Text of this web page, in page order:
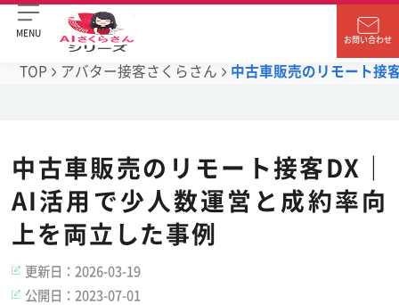
MENU
お問い合わせ
TOP アバター接客さくらさん 中古車販売のリモート接
中古車販売のリモート接客DX｜
AI活用で少人数運営と成約率向
上を両立した事例
更新日：2026-03-19
公開日：2023-07-01